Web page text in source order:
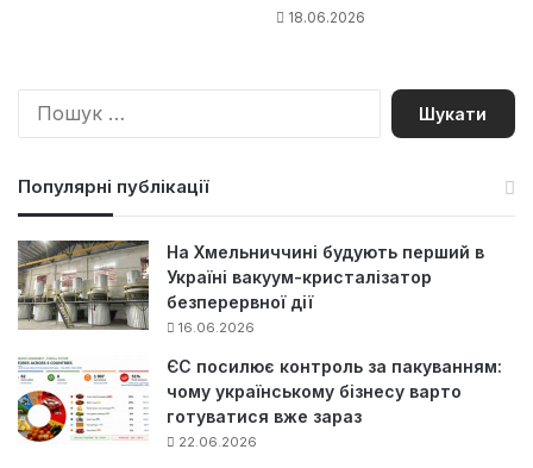
18.06.2026
П
Популярні публікації
На Хмельниччині будують перший в
Україні вакуум-кристалізатор
безперервної дії
16.06.2026
ЄС посилює контроль за пакуванням:
чому українському бізнесу варто
готуватися вже зараз
22.06.2026